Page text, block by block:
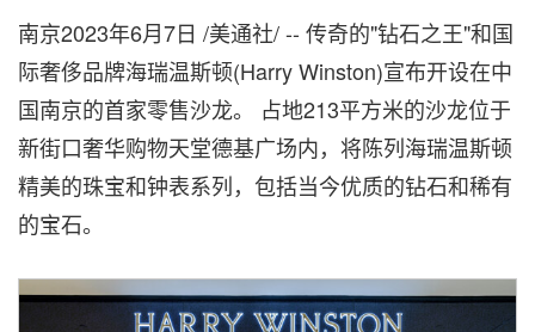
南京2023年6月7日 /美通社/ -- 传奇的"钻石之王"和国
际奢侈品牌海瑞温斯顿(Harry Winston)宣布开设在中
国南京的首家零售沙龙。 占地213平方米的沙龙位于
新街口奢华购物天堂德基广场内，将陈列海瑞温斯顿
精美的珠宝和钟表系列，包括当今优质的钻石和稀有
的宝石。